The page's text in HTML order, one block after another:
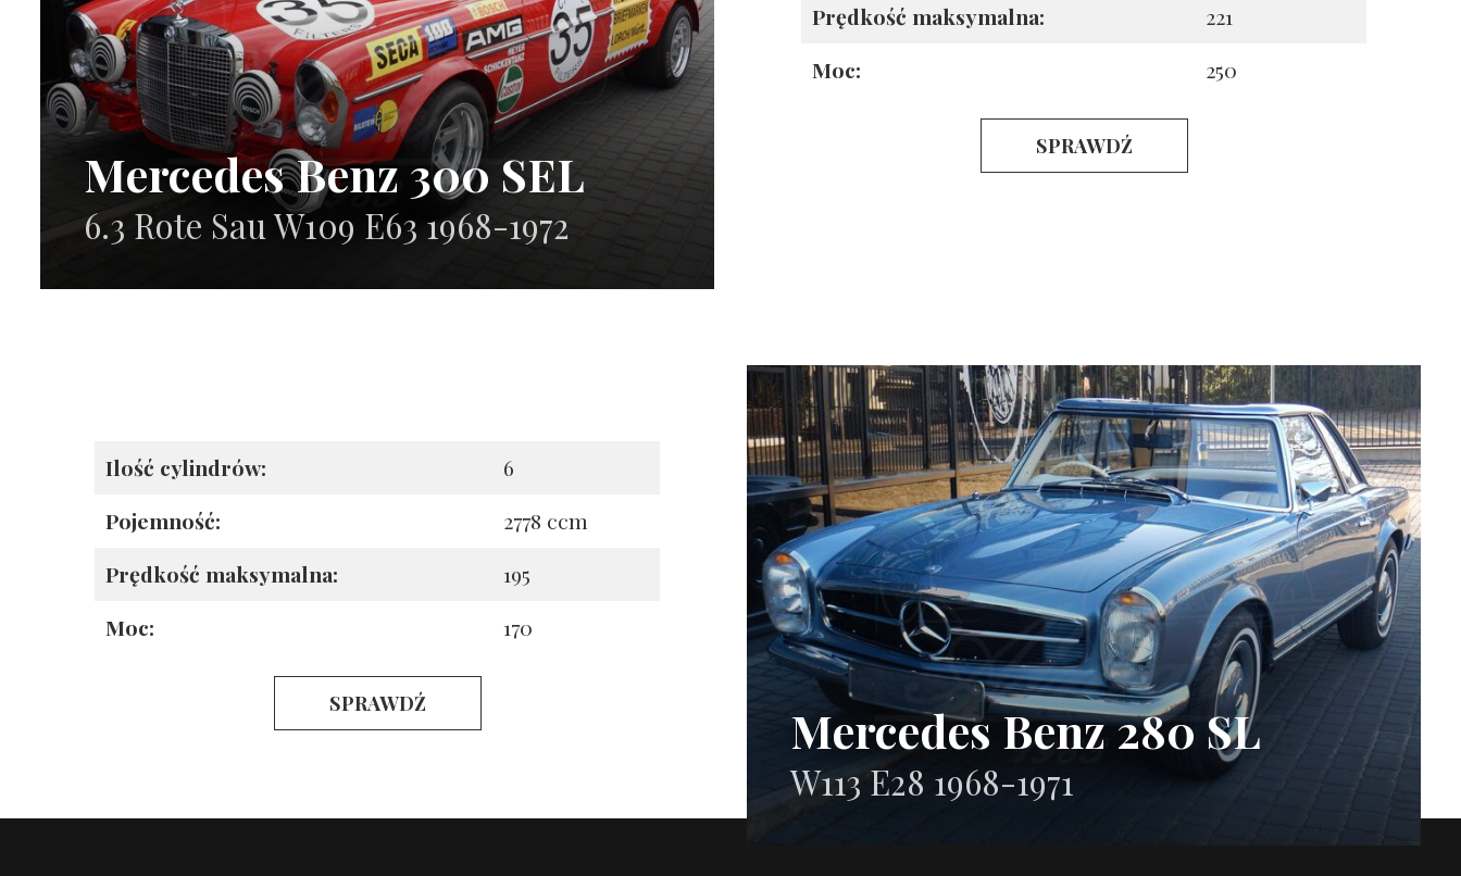
Mercedes Benz 300 SEL
6.3 Rote Sau W109 E63 1968-1972
Prędkość maksymalna:
221
Moc:
250
SPRAWDŹ
Mercedes Benz 280 SL
W113 E28 1968-1971
Ilość cylindrów:
6
Pojemność:
2778 ccm
Prędkość maksymalna:
195
Moc:
170
SPRAWDŹ